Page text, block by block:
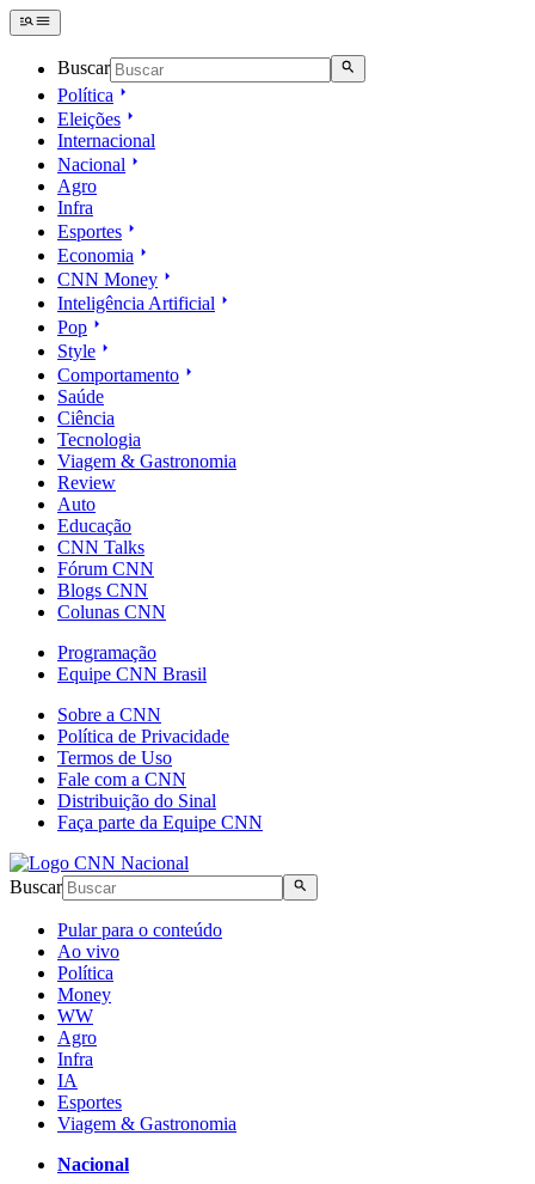
Buscar
Política
Eleições
Internacional
Nacional
Agro
Infra
Esportes
Economia
CNN Money
Inteligência Artificial
Pop
Style
Comportamento
Saúde
Ciência
Tecnologia
Viagem & Gastronomia
Review
Auto
Educação
CNN Talks
Fórum CNN
Blogs CNN
Colunas CNN
Programação
Equipe CNN Brasil
Sobre a CNN
Política de Privacidade
Termos de Uso
Fale com a CNN
Distribuição do Sinal
Faça parte da Equipe CNN
Buscar
Pular para o conteúdo
Ao vivo
Política
Money
WW
Agro
Infra
IA
Esportes
Viagem & Gastronomia
Nacional